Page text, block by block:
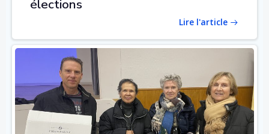
élections
Lire l'article